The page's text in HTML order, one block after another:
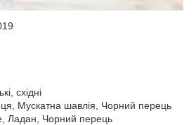
східні
Мускатна шавлія, Чорний перець
Ладан, Чорний перець